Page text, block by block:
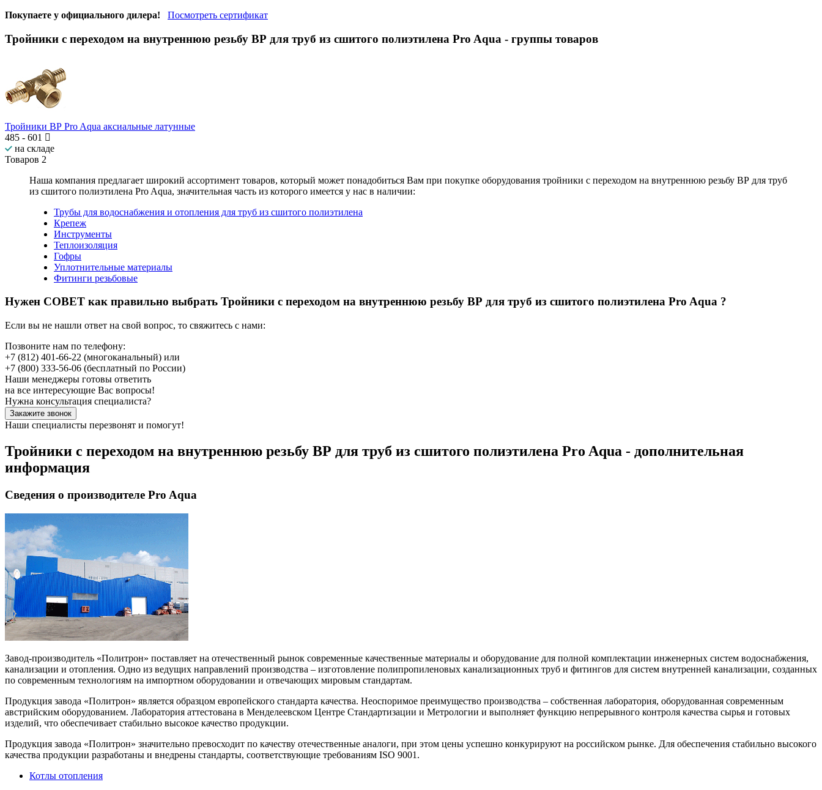
Покупаете у официального дилера!
Посмотреть сертификат
Тройники с переходом на внутреннюю резьбу ВР для труб из сшитого полиэтилена Pro Aqua - группы товаров
Тройники ВР Pro Aqua аксиальные латунные
485 - 601
на складе
Товаров 2
Наша компания предлагает широкий ассортимент товаров, который может понадобиться Вам при покупке оборудования тройники с переходом на внутреннюю резьбу ВР для труб
из сшитого полиэтилена Pro Aqua, значительная часть из которого имеется у нас в наличии:
Трубы для водоснабжения и отопления для труб из сшитого полиэтилена
Крепеж
Инструменты
Теплоизоляция
Гофры
Уплотнительные материалы
Фитинги резьбовые
Нужен СОВЕТ как правильно выбрать Тройники с переходом на внутреннюю резьбу ВР для труб из сшитого полиэтилена Pro Aqua ?
Если вы не нашли ответ на свой вопрос, то свяжитесь с нами:
Позвоните нам по телефону:
+7 (812) 401-66-22 (многоканальный) или
+7 (800) 333-56-06 (бесплатный по России)
Наши менеджеры готовы ответить
на все интересующие Вас вопросы!
Нужна консультация специалиста?
Закажите звонок
Наши специалисты перезвонят и помогут!
Тройники с переходом на внутреннюю резьбу ВР для труб из сшитого полиэтилена Pro Aqua - дополнительная
информация
Сведения о производителе Pro Aqua
Завод-производитель «Политрон» поставляет на отечественный рынок современные качественные материалы и оборудование для полной комплектации инженерных систем водоснабжения,
канализации и отопления. Одно из ведущих направлений производства – изготовление полипропиленовых канализационных труб и фитингов для систем внутренней канализации, созданных
по современным технологиям на импортном оборудовании и отвечающих мировым стандартам.
Продукция завода «Политрон» является образцом европейского стандарта качества. Неоспоримое преимущество производства – собственная лаборатория, оборудованная современным
австрийским оборудованием. Лаборатория аттестована в Менделеевском Центре Стандартизации и Метрологии и выполняет функцию непрерывного контроля качества сырья и готовых
изделий, что обеспечивает стабильно высокое качество продукции.
Продукция завода «Политрон» значительно превосходит по качеству отечественные аналоги, при этом цены успешно конкурируют на российском рынке. Для обеспечения стабильно высокого
качества продукции разработаны и внедрены стандарты, соответствующие требованиям ISO 9001.
Котлы отопления